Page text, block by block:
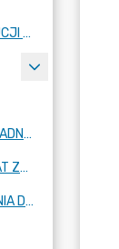
KSIĘGA REJESTROWA INSTYTUCJI KULTURY
IMIENNE WYKAZY GŁOSOWAŃ RADNYCH
WYSOKOŚĆ CEN I STAWEK OPŁAT ZBIOROWEGO ZAOPATRZENIA W WODĘ
RAPORTY O STANIE ZAPEWNIANIA DOSTĘPNOŚCI PODMIOTU PUBLICZNEGO